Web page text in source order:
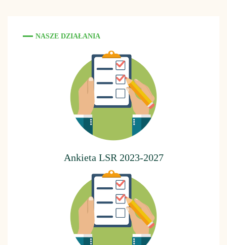
NASZE DZIAŁANIA
Ankieta LSR 2023-2027